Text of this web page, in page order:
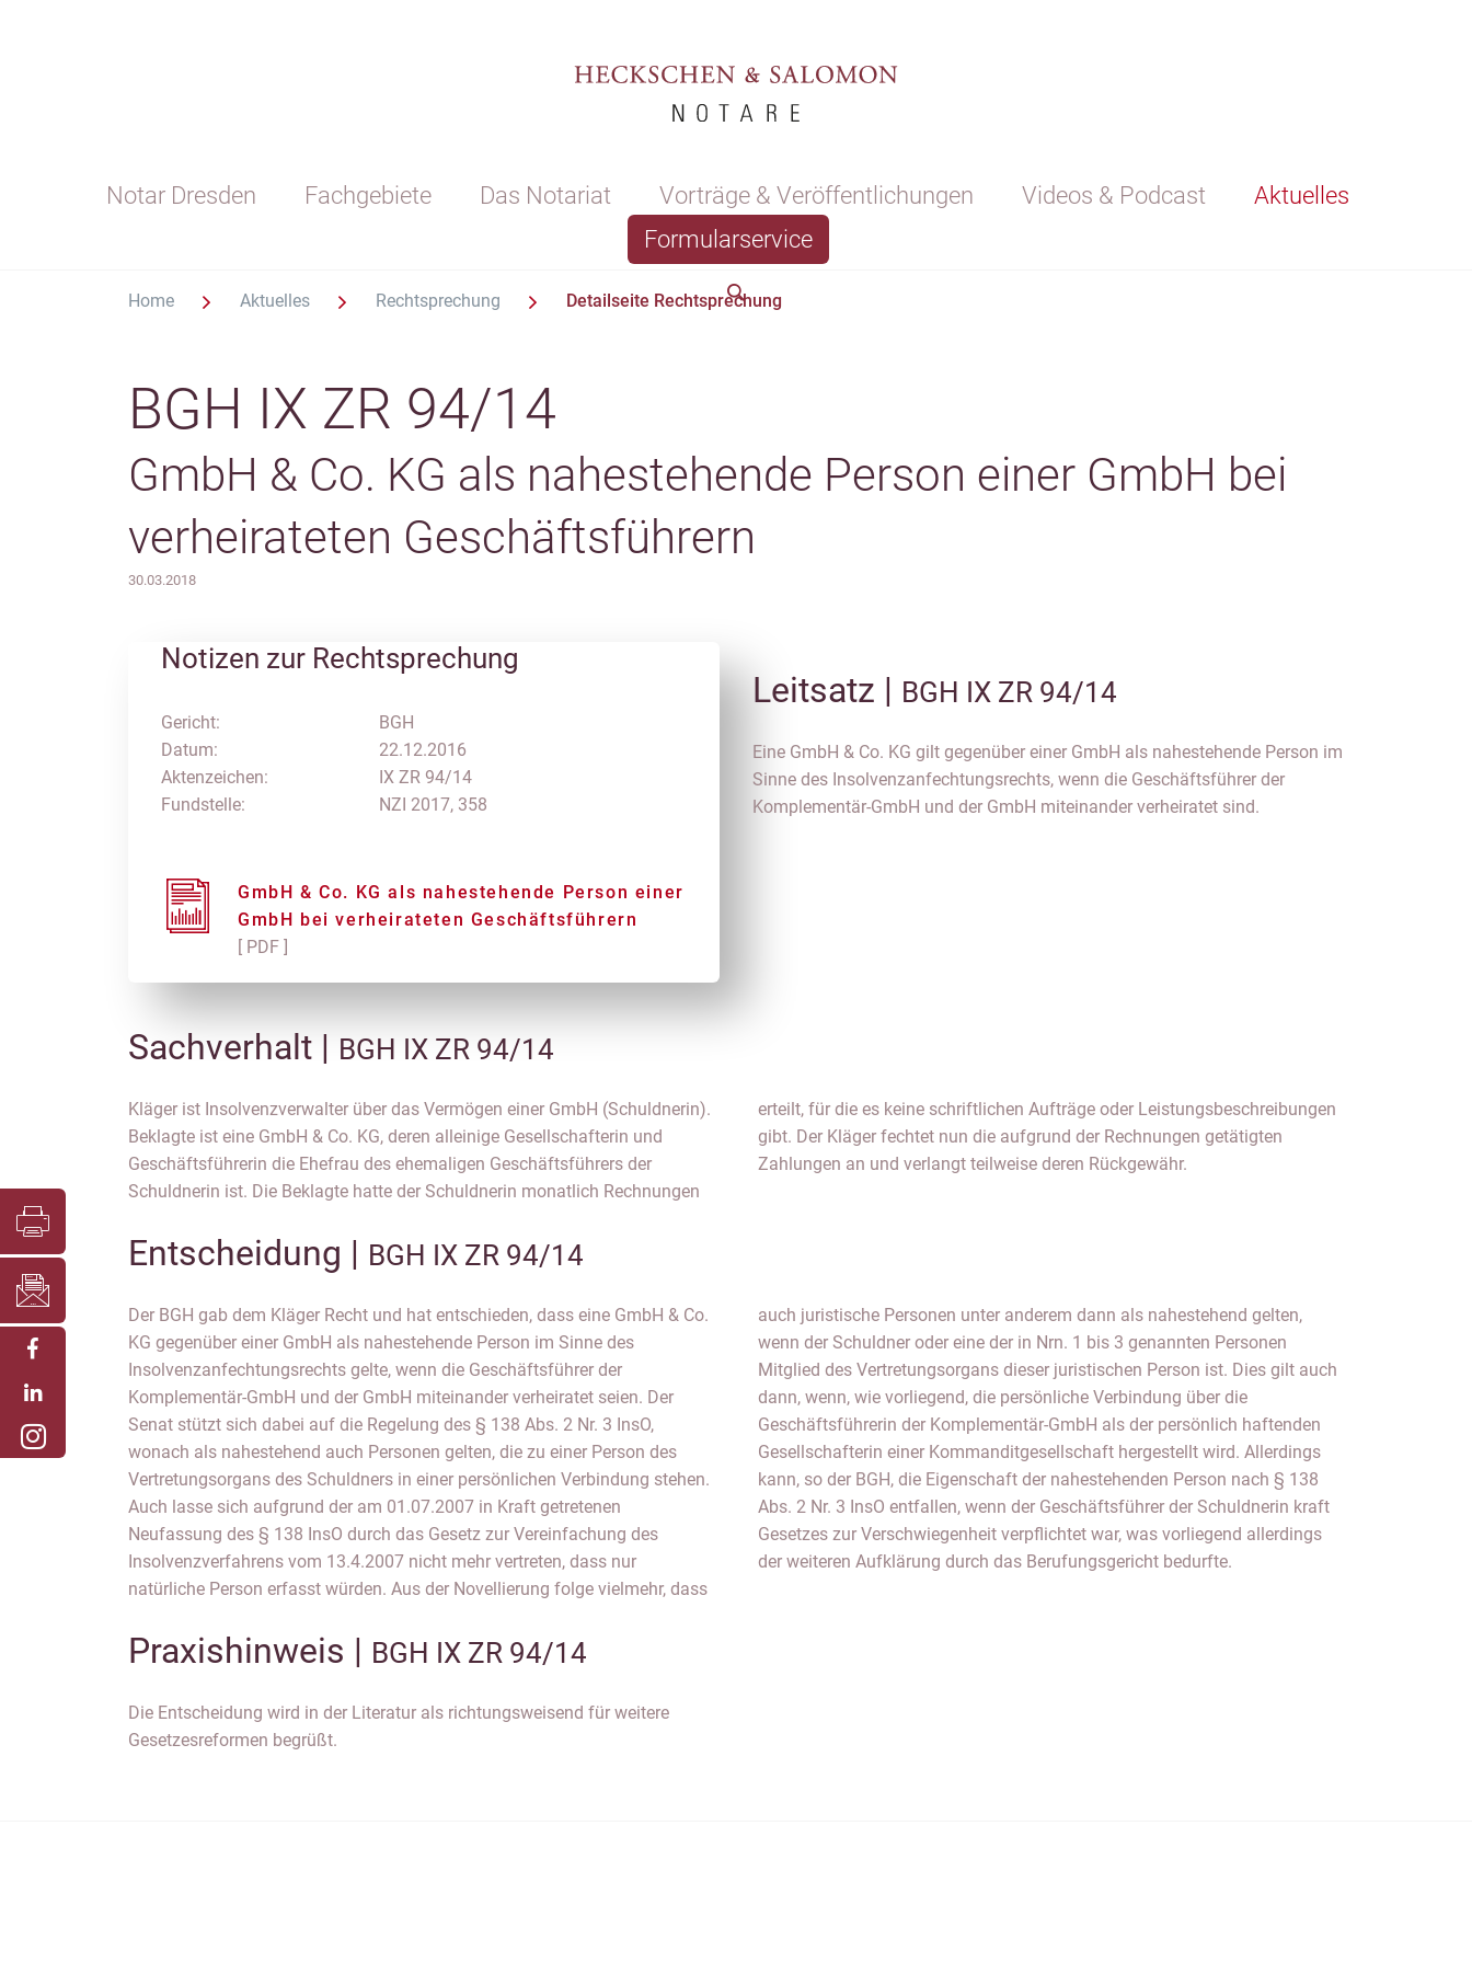
Notar Dresden Fachgebiete Das Notariat Vorträge & Veröffentlichungen Videos & Podcast
Aktuelles
Formularservice
Home Aktuelles Rechtsprechung Detailseite Rechtsprechung
BGH IX ZR 94/14
GmbH & Co. KG als nahestehende Person einer GmbH bei
verheirateten Geschäftsführern
30.03.2018
Notizen zur Rechtsprechung
Gericht:
Datum:
Aktenzeichen:
Fundstelle:
BGH
22.12.2016
IX ZR 94/14
NZI 2017, 358
GmbH & Co. KG als nahestehende Person einer
GmbH bei verheirateten Geschäftsführern
[ PDF ]
Leitsatz | BGH IX ZR 94/14
Eine GmbH & Co. KG gilt gegenüber einer GmbH als nahestehende Person im
Sinne des Insolvenzanfechtungsrechts, wenn die Geschäftsführer der
Komplementär-GmbH und der GmbH miteinander verheiratet sind.
Sachverhalt | BGH IX ZR 94/14
Kläger ist Insolvenzverwalter über das Vermögen einer GmbH (Schuldnerin).
Beklagte ist eine GmbH & Co. KG, deren alleinige Gesellschafterin und
Geschäftsführerin die Ehefrau des ehemaligen Geschäftsführers der
Schuldnerin ist. Die Beklagte hatte der Schuldnerin monatlich Rechnungen
erteilt, für die es keine schriftlichen Aufträge oder Leistungsbeschreibungen
gibt. Der Kläger fechtet nun die aufgrund der Rechnungen getätigten
Zahlungen an und verlangt teilweise deren Rückgewähr.
Entscheidung | BGH IX ZR 94/14
Der BGH gab dem Kläger Recht und hat entschieden, dass eine GmbH & Co.
KG gegenüber einer GmbH als nahestehende Person im Sinne des
Insolvenzanfechtungsrechts gelte, wenn die Geschäftsführer der
Komplementär-GmbH und der GmbH miteinander verheiratet seien. Der
Senat stützt sich dabei auf die Regelung des § 138 Abs. 2 Nr. 3 InsO,
wonach als nahestehend auch Personen gelten, die zu einer Person des
Vertretungsorgans des Schuldners in einer persönlichen Verbindung stehen.
Auch lasse sich aufgrund der am 01.07.2007 in Kraft getretenen
Neufassung des § 138 InsO durch das Gesetz zur Vereinfachung des
Insolvenzverfahrens vom 13.4.2007 nicht mehr vertreten, dass nur
natürliche Person erfasst würden. Aus der Novellierung folge vielmehr, dass
auch juristische Personen unter anderem dann als nahestehend gelten,
wenn der Schuldner oder eine der in Nrn. 1 bis 3 genannten Personen
Mitglied des Vertretungsorgans dieser juristischen Person ist. Dies gilt auch
dann, wenn, wie vorliegend, die persönliche Verbindung über die
Geschäftsführerin der Komplementär-GmbH als der persönlich haftenden
Gesellschafterin einer Kommanditgesellschaft hergestellt wird. Allerdings
kann, so der BGH, die Eigenschaft der nahestehenden Person nach § 138
Abs. 2 Nr. 3 InsO entfallen, wenn der Geschäftsführer der Schuldnerin kraft
Gesetzes zur Verschwiegenheit verpflichtet war, was vorliegend allerdings
der weiteren Aufklärung durch das Berufungsgericht bedurfte.
Praxishinweis | BGH IX ZR 94/14
Die Entscheidung wird in der Literatur als richtungsweisend für weitere
Gesetzesreformen begrüßt.